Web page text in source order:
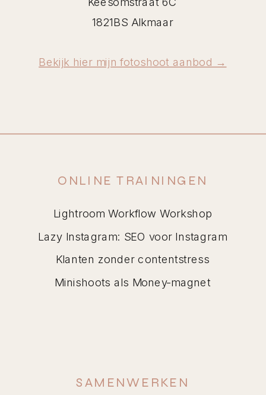
ONLINE TRAININGEN
Lightroom Workflow Workshop
Klanten zonder contentstress
Lazy Instagram: SEO voor Instagram
Minishoots als Money-magnet
SAMENWERKEN
1821BS Alkmaar
Bekijk hier mijn fotoshoot aanbod →